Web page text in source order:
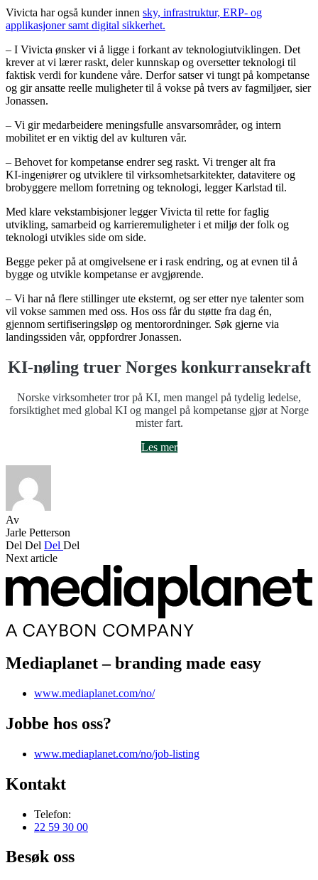
Vivicta har også kunder innen sky, infrastruktur, ERP‑ og
applikasjoner samt digital sikkerhet.
– I Vivicta ønsker vi å ligge i forkant av teknologiutviklingen. Det
krever at vi lærer raskt, deler kunnskap og oversetter teknologi til
faktisk verdi for kundene våre. Derfor satser vi tungt på kompetanse
og gir ansatte reelle muligheter til å vokse på tvers av fagmiljøer, sier
Jonassen.
– Vi gir medarbeidere meningsfulle ansvarsområder, og intern
mobilitet er en viktig del av kulturen vår.
– Behovet for kompetanse endrer seg raskt. Vi trenger alt fra
KI‑ingeniører og utviklere til virksomhetsarkitekter, datavitere og
brobyggere mellom forretning og teknologi, legger Karlstad til.
Med klare vekstambisjoner legger Vivicta til rette for faglig
utvikling, samarbeid og karrieremuligheter i et miljø der folk og
teknologi utvikles side om side.
Begge peker på at omgivelsene er i rask endring, og at evnen til å
bygge og utvikle kompetanse er avgjørende.
– Vi har nå flere stillinger ute eksternt, og ser etter nye talenter som
vil vokse sammen med oss. Hos oss får du støtte fra dag én,
gjennom sertifiseringsløp og mentorordninger. Søk gjerne via
landingssiden vår, oppfordrer Jonassen.
KI‑nøling truer Norges konkurransekraft
Norske virksomheter tror på KI, men mangel på tydelig ledelse,
forsiktighet med global KI og mangel på kompetanse gjør at Norge
mister fart.
Les mer
Av
Jarle Petterson
Del Del Del Del
Next article
Mediaplanet – branding made easy
www.mediaplanet.com/no/
Jobbe hos oss?
www.mediaplanet.com/no/job-listing
Kontakt
Telefon:
22 59 30 00
Besøk oss